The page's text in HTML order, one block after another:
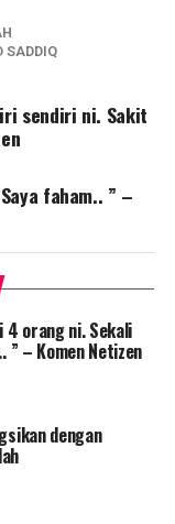
SADDIQ
sendiri ni. Sakit
faham.. ” –
4 orang ni. Sekali
” – Komen Netizen
dengan